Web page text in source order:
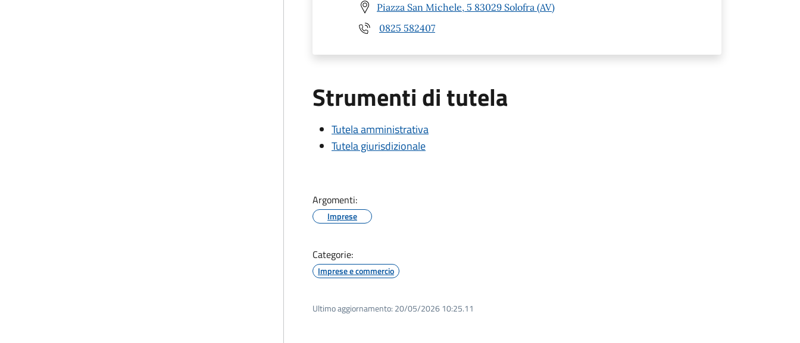
Piazza San Michele, 5 83029 Solofra (AV)
0825 582407
Strumenti di tutela
Tutela amministrativa
Tutela giurisdizionale
Argomenti:
Imprese
Categorie:
Imprese e commercio
Ultimo aggiornamento: 20/05/2026 10:25.11